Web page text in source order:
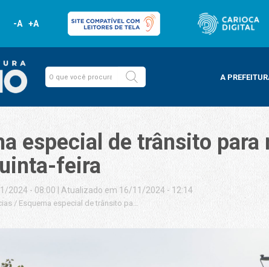
-A +A
A
especial de trânsito
feira
2024 - 08:00 Atualizado em 16/11/2024 - 12:14
/ Esquema especial de trânsito para reunião do G20 na cidade já começa